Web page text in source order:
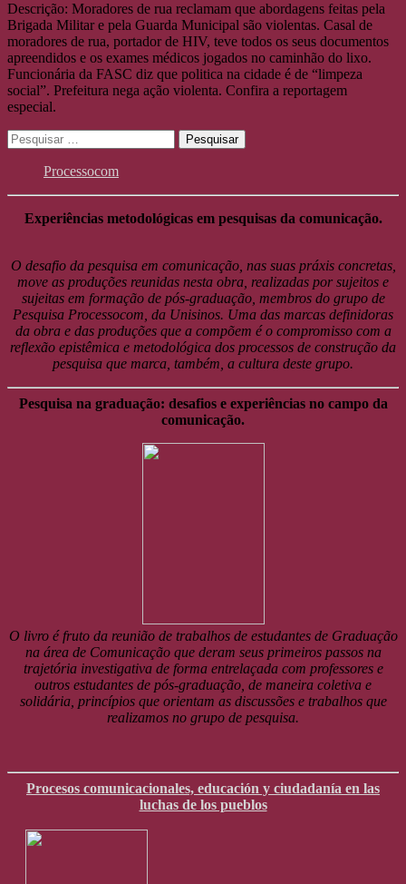
Descrição: Moradores de rua reclamam que abordagens feitas pela
Brigada Militar e pela Guarda Municipal são violentas. Casal de
moradores de rua, portador de HIV, teve todos os seus documentos
apreendidos e os exames médicos jogados no caminhão do lixo.
Funcionária da FASC diz que politica na cidade é de “limpeza
social”. Prefeitura nega ação violenta. Confira a reportagem
especial.
Pesquisar
por:
Processocom
Experiências metodológicas em pesquisas da comunicação.
O desafio da pesquisa em comunicação, nas suas práxis concretas,
move as produções reunidas nesta obra, realizadas por sujeitos e
sujeitas em formação de pós-graduação, membros do grupo de
Pesquisa Processocom, da Unisinos. Uma das marcas definidoras
da obra e das produções que a compõem é o compromisso com a
reflexão epistêmica e metodológica dos processos de construção da
pesquisa que marca, também, a cultura deste grupo.
Pesquisa na graduação: desafios e experiências no campo da
comunicação.
O livro é fruto da reunião de trabalhos de estudantes de Graduação
na área de Comunicação que deram seus primeiros passos na
trajetória investigativa de forma entrelaçada com professores e
outros estudantes de pós-graduação, de maneira coletiva e
solidária, princípios que orientam as discussões e trabalhos que
realizamos no grupo de pesquisa.
Procesos comunicacionales, educación y ciudadanía en las
luchas de los pueblos